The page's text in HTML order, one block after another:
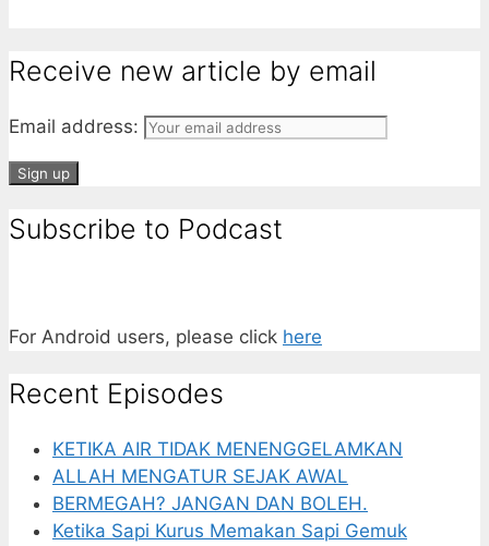
Receive new article by email
Email address:
Subscribe to Podcast
For Android users, please click here
Recent Episodes
KETIKA AIR TIDAK MENENGGELAMKAN
ALLAH MENGATUR SEJAK AWAL
BERMEGAH? JANGAN DAN BOLEH.
Ketika Sapi Kurus Memakan Sapi Gemuk